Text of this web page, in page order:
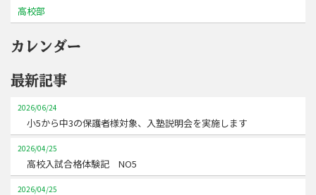
高校部
カレンダー
最新記事
2026/06/24
小5から中3の保護者様対象、入塾説明会を実施します
2026/04/25
高校入試合格体験記 NO5
2026/04/25